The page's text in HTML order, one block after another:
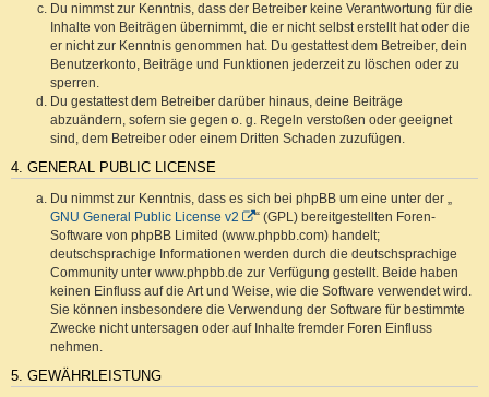
Du nimmst zur Kenntnis, dass der Betreiber keine Verantwortung für die
Inhalte von Beiträgen übernimmt, die er nicht selbst erstellt hat oder die
er nicht zur Kenntnis genommen hat. Du gestattest dem Betreiber, dein
Benutzerkonto, Beiträge und Funktionen jederzeit zu löschen oder zu
sperren.
Du gestattest dem Betreiber darüber hinaus, deine Beiträge
abzuändern, sofern sie gegen o. g. Regeln verstoßen oder geeignet
sind, dem Betreiber oder einem Dritten Schaden zuzufügen.
4. GENERAL PUBLIC LICENSE
Du nimmst zur Kenntnis, dass es sich bei phpBB um eine unter der „
GNU General Public License v2
“ (GPL) bereitgestellten Foren-
Software von phpBB Limited (www.phpbb.com) handelt;
deutschsprachige Informationen werden durch die deutschsprachige
Community unter www.phpbb.de zur Verfügung gestellt. Beide haben
keinen Einfluss auf die Art und Weise, wie die Software verwendet wird.
Sie können insbesondere die Verwendung der Software für bestimmte
Zwecke nicht untersagen oder auf Inhalte fremder Foren Einfluss
nehmen.
5. GEWÄHRLEISTUNG